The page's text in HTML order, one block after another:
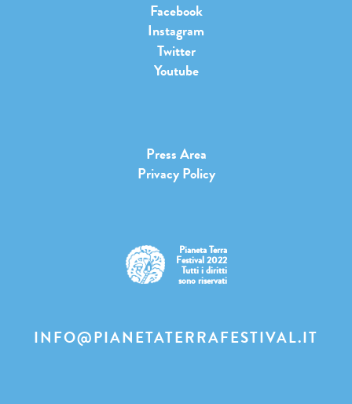
Facebook
Instagram
Twitter
Youtube
Press Area
Privacy Policy
Pianeta Terra
Festival 2022
Tutti i diritti
sono riservati
INFO@PIANETATERRAFESTIVAL.IT